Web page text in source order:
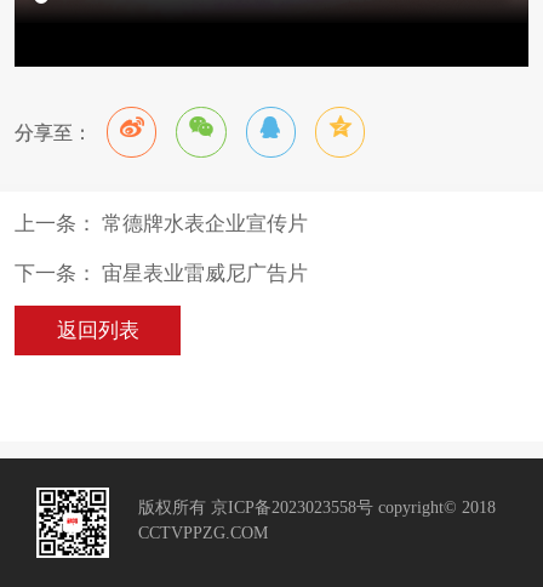
分享至：
上一条： 常德牌水表企业宣传片
下一条： 宙星表业雷威尼广告片
返回列表
版权所有 京ICP备2023023558号 copyright© 2018
CCTVPPZG.COM